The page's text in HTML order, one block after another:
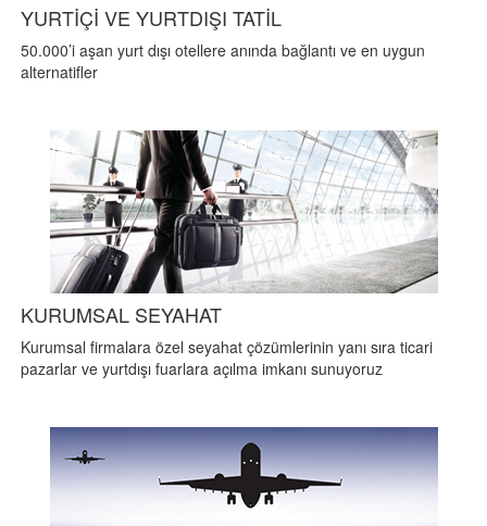
YURTİÇİ VE YURTDIŞI TATİL
50.000’i aşan yurt dışı otellere anında bağlantı ve en uygun
alternatifler
KURUMSAL SEYAHAT
Kurumsal firmalara özel seyahat çözümlerinin yanı sıra ticari
pazarlar ve yurtdışı fuarlara açılma imkanı sunuyoruz